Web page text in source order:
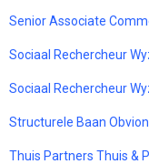
Senior Associate
Sociaal Rechercheur
Sociaal Rechercheur
Structurele Baan
Thuis Partners Thuis &